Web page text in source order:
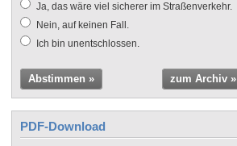
Ja, das wäre viel sicherer im Straßenverkehr.
Nein, auf keinen Fall.
Ich bin unentschlossen.
Abstimmen » zum Archiv »
PDF-Download